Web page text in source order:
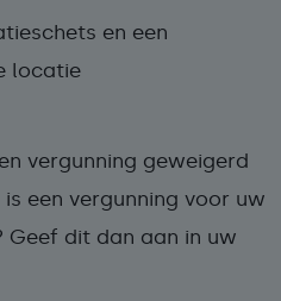
en een
locatie
vergunning geweigerd
een vergunning voor uw
Geef dit dan aan in uw